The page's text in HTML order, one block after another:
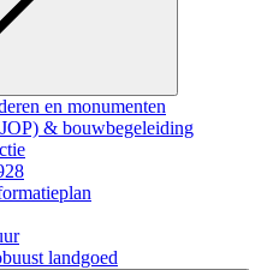
en monumenten
& bouwbegeleiding
landgoed